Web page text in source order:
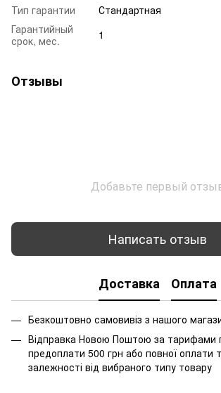
Тип гарантии
Стандартная
Гарантийный
срок, мес.
1
Отзывы
Добавьте первый
Написать отзыв
Доставка Оплата
Безкоштовно самовивіз з нашого
Відправка Новою Поштою за тарифами
предоплати 500 грн або повної оплати
залежності від вибраного типу товару